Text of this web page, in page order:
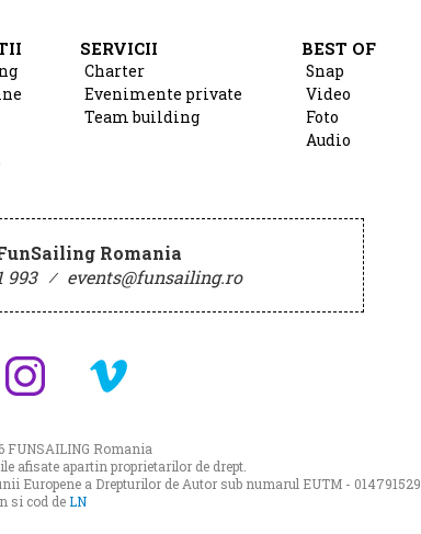
SERVICII
Charter
Evenimente private
Team building
BEST OF
Snap
Video
Foto
Audio
Romania
993 ⁄ events@funsailing.ro
FUNSAILING Romania
afisate apartin proprietarilor de drept.
Europene a Drepturilor de Autor sub numarul EUTM - 014791529
si cod deLN